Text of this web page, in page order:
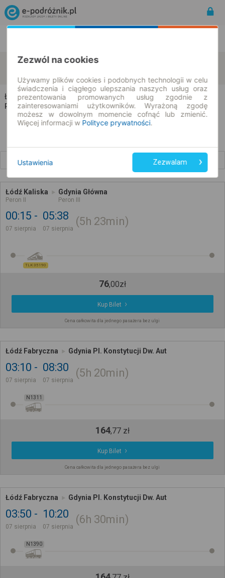
Łódź Gdynia
Łódź → Gdynia
Rozkład jazdy i bilety
Łódź Kaliska
Peron II
Gdynia Główna
Peron III
00:15
07 sierpnia
05:38
07 sierpnia
5h 23min
TLK 35190
76,00zł
Kup Bilet
Cena całkowita dla jednego pasażera bez ulgi
Łódź Fabryczna Gdynia Pl. Konstytucji Dw. Aut
03:10
07 sierpnia
08:30
07 sierpnia
5h 20min
N1311
164,77 zł
Kup Bilet
Cena całkowita dla jednego pasażera bez ulgi
Łódź Fabryczna Gdynia Pl. Konstytucji Dw. Aut
03:50
07 sierpnia
10:20
07 sierpnia
6h 30min
N1390
Zezwól na cookies
Używamy plików cookies i podobnych technologii w celu
świadczenia i ciągłego ulepszania naszych usług oraz
prezentowania promowanych usług zgodnie z
zainteresowaniami użytkowników. Wyrażoną zgodę
możesz w dowolnym momencie cofnąć lub zmienić.
Więcej informacji w Polityce prywatności.
Ustawienia Zezwalam